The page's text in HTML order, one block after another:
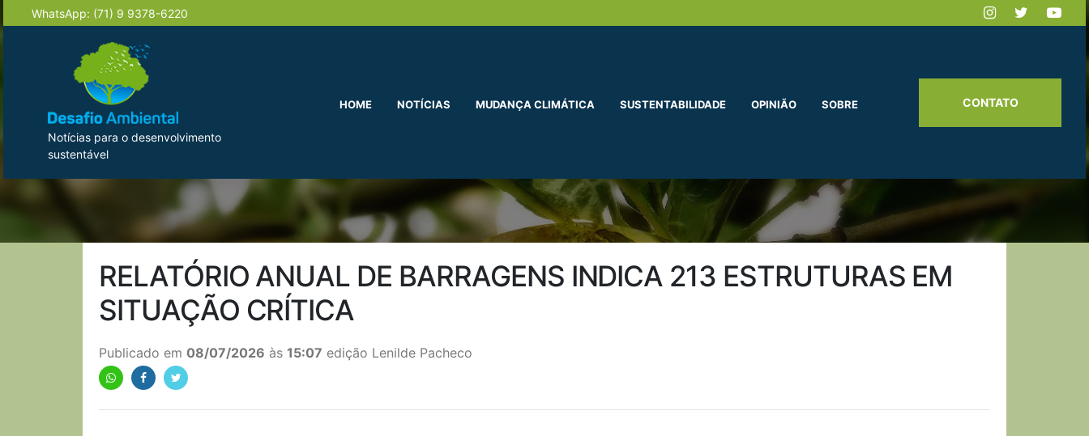
WhatsApp: (71) 9 9378-6220
Notícias para o desenvolvimento
sustentável
HOME NOTÍCIAS MUDANÇA CLIMÁTICA SUSTENTABILIDADE OPINIÃO SOBRE CONTATO
RELATÓRIO ANUAL DE BARRAGENS INDICA 213 ESTRUTURAS EM
SITUAÇÃO CRÍTICA
Publicado em 08/07/2026 às 15:07 edição Lenilde Pacheco